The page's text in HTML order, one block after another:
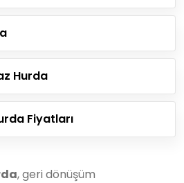
Hurda
Fiyatları
, geri dönüşüm